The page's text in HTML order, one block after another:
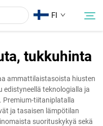
FI
tukkuhinta
ammattilaistasoista hiusten
teknologialla ja
Premium-tiitaniplatalla
ja tasaisen lämpötilan
suorituskykyä sekä